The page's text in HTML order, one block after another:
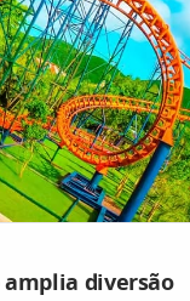
amplia diversão